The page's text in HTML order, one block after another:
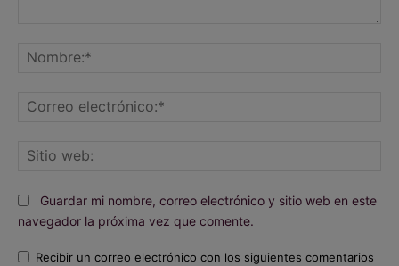
Guardar mi nombre, correo electrónico y sitio web en este
navegador la próxima vez que comente.
Recibir un correo electrónico con los siguientes comentarios